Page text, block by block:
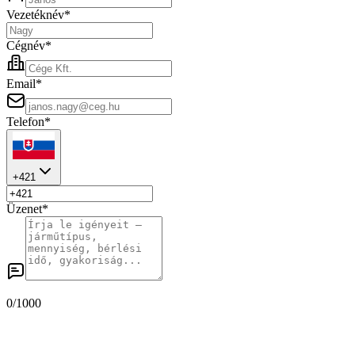
Vezetéknév*
Cégnév*
Email*
Telefon*
+421
Üzenet*
0/1000